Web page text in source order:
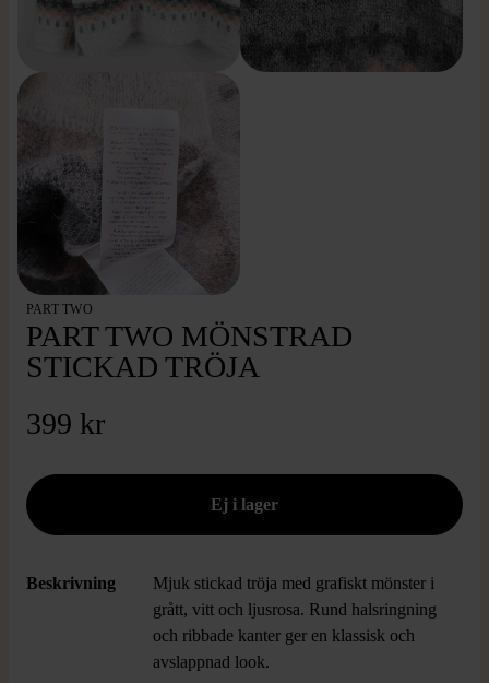
PART TWO
PART TWO MÖNSTRAD
STICKAD TRÖJA
399 kr
Beskrivning
Mjuk stickad tröja med grafiskt mönster i
grått, vitt och ljusrosa. Rund halsringning
och ribbade kanter ger en klassisk och
avslappnad look.